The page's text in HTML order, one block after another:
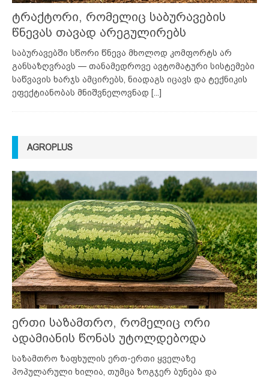
ტრაქტორი, რომელიც საბურავების
წნევას თავად არეგულირებს
საბურავებში სწორი წნევა მხოლოდ კომფორტს არ
განსაზღვრავს — თანამედროვე ავტომატური სისტემები
საწვავის ხარჯს ამცირებს, ნიადაგს იცავს და ტექნიკის
ეფექტიანობას მნიშვნელოვნად [...]
AGROPLUS
ერთი საზამთრო, რომელიც ორი
ადამიანის წონას უტოლდებოდა
საზამთრო ზაფხულის ერთ-ერთი ყველაზე
პოპულარული ხილია, თუმცა ზოგჯერ ბუნება და